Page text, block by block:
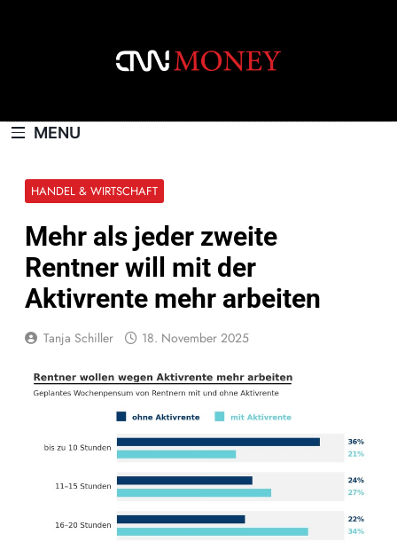
MENU
HANDEL & WIRTSCHAFT
Mehr als jeder zweite
Rentner will mit der
Aktivrente mehr arbeiten
Tanja Schiller 18. November 2025